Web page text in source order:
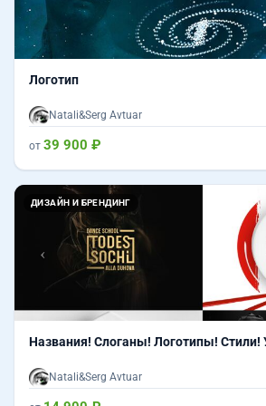
Логотип
Natali&Serg Avtuar
от 39 900 ₽
ДИЗАЙН И БРЕНДИНГ
Назад
Названия! Слоганы! Логотипы! Стили!
Natali&Serg Avtuar